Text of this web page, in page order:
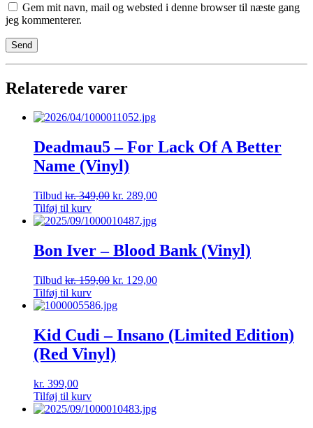
Gem mit navn, mail og websted i denne browser til næste gang
jeg kommenterer.
Relaterede varer
Deadmau5 – For Lack Of A Better
Name (Vinyl)
Tilbud kr.349,00 kr. 289,00
Tilføj til kurv
Bon Iver – Blood Bank (Vinyl)
Tilbud kr.159,00 kr. 129,00
Tilføj til kurv
Kid Cudi – Insano (Limited Edition)
(Red Vinyl)
kr. 399,00
Tilføj til kurv